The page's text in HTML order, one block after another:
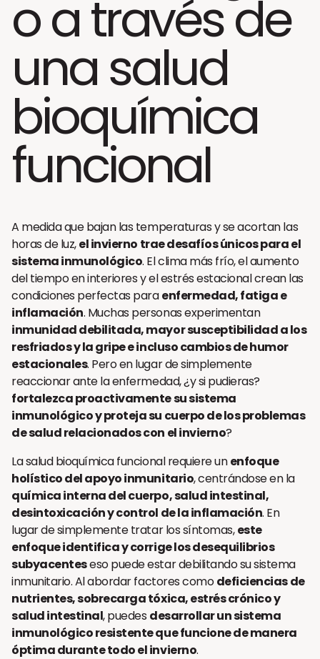
o a través de
una salud
bioquímica
funcional
A medida que bajan las temperaturas y se acortan las
horas de luz,el invierno trae desafíos únicos para el
sistema inmunológico. El clima más frío, el aumento
del tiempo en interiores y el estrés estacional crean las
condiciones perfectas paraenfermedad, fatiga e
inflamación. Muchas personas experimentan
inmunidad debilitada, mayor susceptibilidad a los
resfriados y la gripe e incluso cambios de humor
estacionales. Pero en lugar de simplemente
reaccionar ante la enfermedad, ¿y si pudieras?
fortalezca proactivamente su sistema
inmunológico y proteja su cuerpo de los problemas
de salud relacionados con el invierno?
La salud bioquímica funcional requiere unenfoque
holístico del apoyo inmunitario, centrándose en la
química interna del cuerpo, salud intestinal,
desintoxicación y control de la inflamación. En
lugar de simplemente tratar los síntomas,este
enfoque identifica y corrige los desequilibrios
subyacenteseso puede estar debilitando su sistema
inmunitario. Al abordar factores comodeficiencias de
nutrientes, sobrecarga tóxica, estrés crónico y
salud intestinal, puedes desarrollar un sistema
inmunológico resistente que funcione de manera
óptima durante todo el invierno.